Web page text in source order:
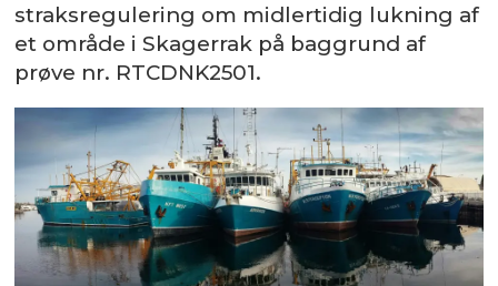
straksregulering om midlertidig lukning af
et område i Skagerrak på baggrund af
prøve nr. RTCDNK2501.